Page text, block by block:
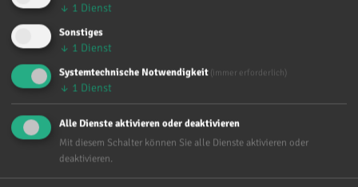
Vorgeburtliche Beziehungsförderung
Finanzielle Unterstützung
Beratung zu Pränataldiagnostik
Beratung für Jugendliche
↓ 1 Dienst
Sonstiges
↓ 1 Dienst
Systemtechnische Notwendigkeit (immer erforderlich)
↓ 1 Dienst
Alle Dienste aktivieren oder deaktivieren
Mit diesem Schalter können Sie alle Dienste aktivieren oder
deaktivieren.